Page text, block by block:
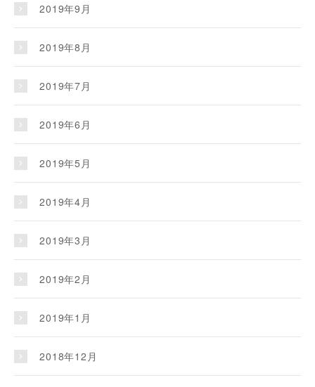
2019年9月
2019年8月
2019年7月
2019年6月
2019年5月
2019年4月
2019年3月
2019年2月
2019年1月
2018年12月